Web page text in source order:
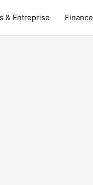
& Entreprise Finance